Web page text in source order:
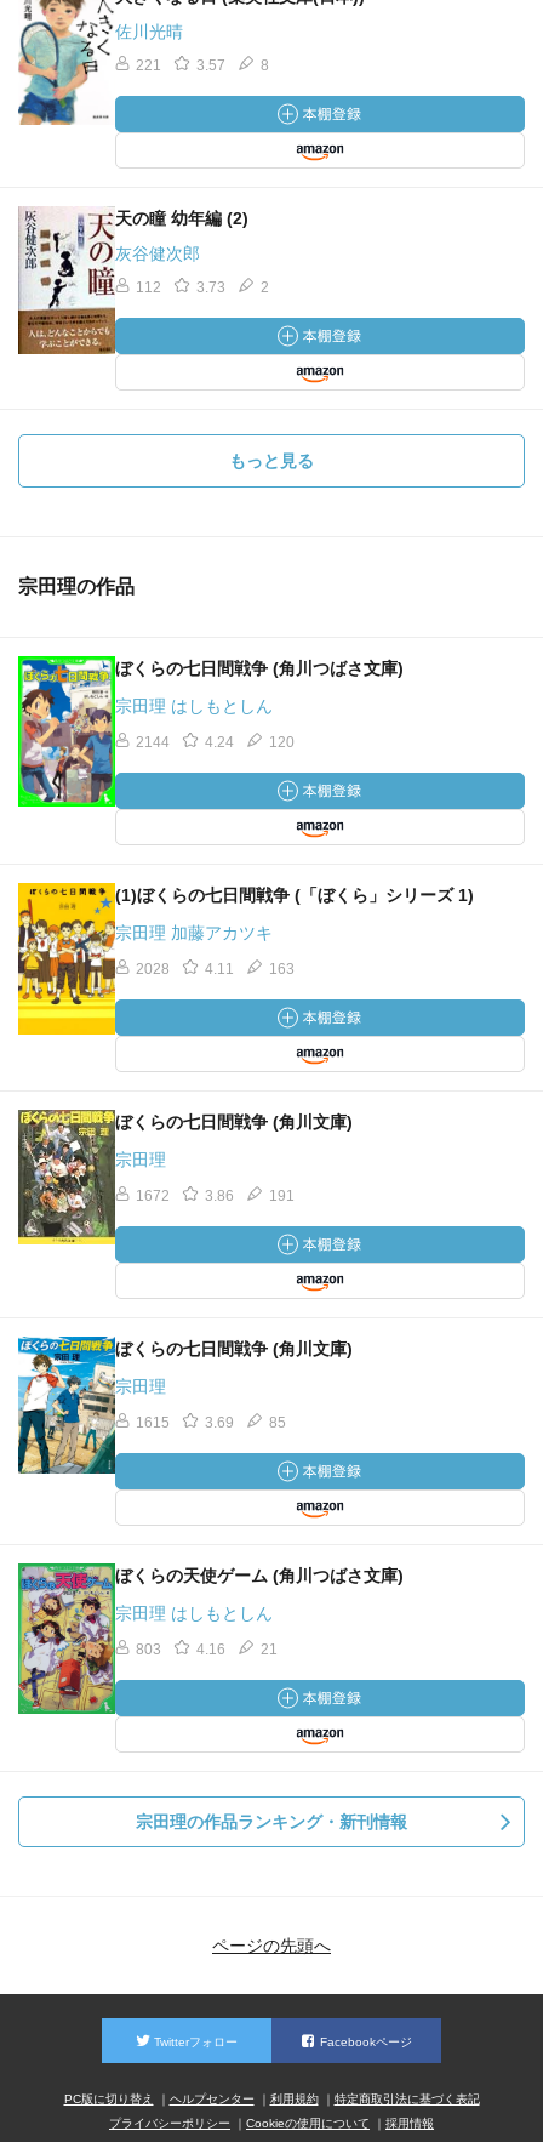
佐川光晴
221 3.57 8
天の瞳 幼年編 (2)
灰谷健次郎
112 3.73 2
もっと見る
宗田理の作品
ぼくらの七日間戦争 (角川つばさ文庫)
宗田理 はしもとしん
2144 4.24 120
(1)ぼくらの七日間戦争 (「ぼくら」シリーズ 1)
宗田理 加藤アカツキ
2028 4.11 163
ぼくらの七日間戦争 (角川文庫)
宗田理
1672 3.86 191
ぼくらの七日間戦争 (角川文庫)
宗田理
1615 3.69 85
ぼくらの天使ゲーム (角川つばさ文庫)
宗田理 はしもとしん
803 4.16 21
宗田理の作品ランキング・新刊情報
ページの先頭へ
Twitterフォロー Facebookページ
PC版に切り替え ヘルプセンター 利用規約
特定商取引法に基づく表記
プライバシーポリシー
Cookieの使用について 採用情報